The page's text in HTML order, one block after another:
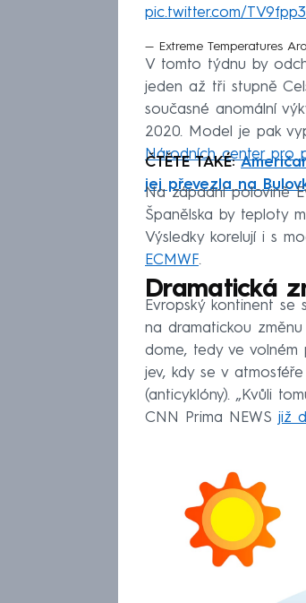
pic.twitter.com/
— Extreme Temperatures
V tomto týdnu by
jeden až tři stupně
současné anomální
2020. Model je pak
Národních center pro
ČTĚTE TAKÉ:
jej převezla na
Na západní polovině
Španělska by teploty
Výsledky korelují i s
ECMWF.
Dramatická
Evropský kontinent
na dramatickou
dome, tedy ve volném
jev, kdy se v
(anticyklóny). „Kvůli
CNN Prima NEWS již